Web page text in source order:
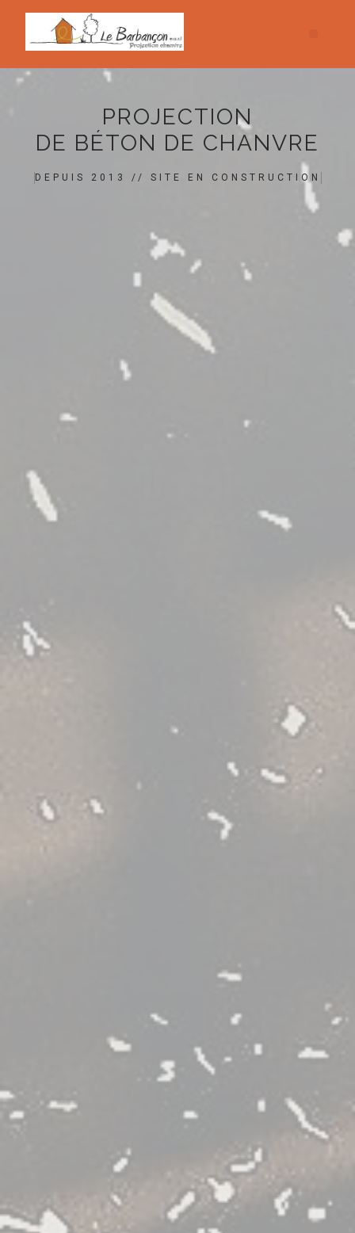
PROJECTION
DE BÉTON DE CHANVRE
DEPUIS 2013 // SITE EN CONSTRUCTION